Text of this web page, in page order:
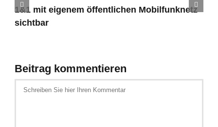
1&1 mit eigenem öffentlichen Mobilfunknetz
sichtbar
Beitrag kommentieren